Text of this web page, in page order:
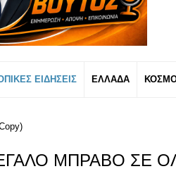
ΕΙΔΗΣΕΙΣ ΕΛΛΑΔΑ
ΜΠΡΑΒΟ ΣΕ